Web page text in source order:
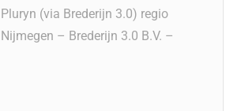
Pluryn (via Brederijn 3.0) regio
Nijmegen – Brederijn 3.0 B.V. –